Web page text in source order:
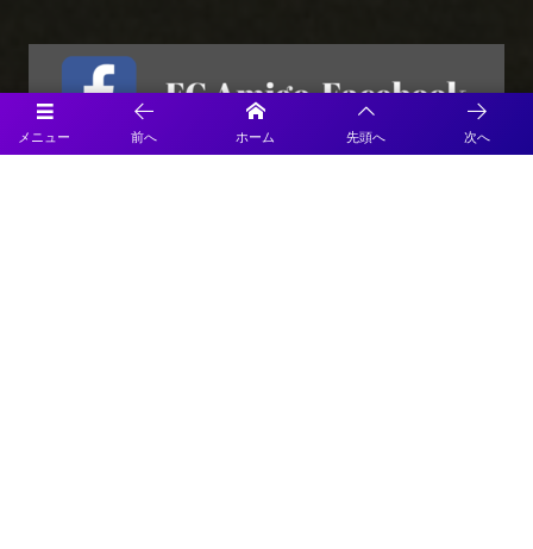
メニュー 前へ ホーム 先頭へ 次へ